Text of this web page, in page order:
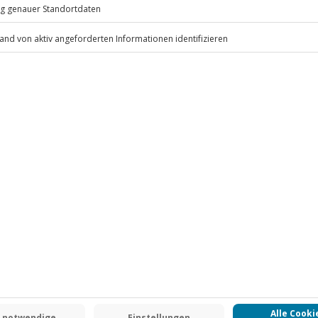
und dein eigenes Motorrad
-15% CLUB DEAL